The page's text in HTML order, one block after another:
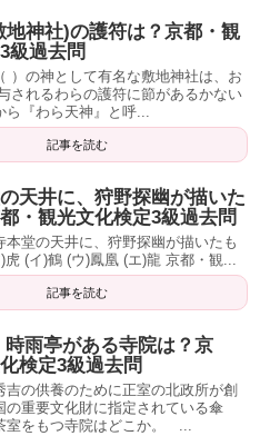
地神社)の護符は？京都・観
級過去問
）の神として有名な敷地神社は、お
されるわらの護符に節があるかない
ら『わら天神』と呼...
記事を読む
天井に、狩野探幽が描いた
・観光文化検定3級過去問
本堂の天井に、狩野探幽が描いたも
虎 (イ)鶴 (ウ)鳳凰 (エ)龍 京都・観...
記事を読む
雨亭がある寺院は？京
検定3級過去問
吉の供養のために正室の北政所が創
の重要文化財に指定されている傘
室をもつ寺院はどこか。 ...